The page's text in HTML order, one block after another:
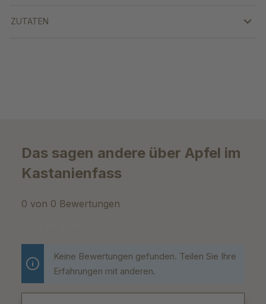
ZUTATEN
Das sagen andere über Apfel im
Kastanienfass
0 von 0 Bewertungen
Durchschnittliche Bewertung von 0 von 5 Sternen
Keine Bewertungen gefunden. Teilen Sie Ihre
Erfahrungen mit anderen.